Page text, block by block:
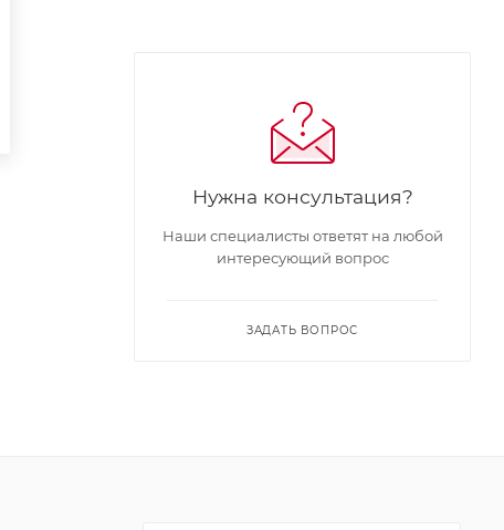
Нужна консультация?
Наши специалисты ответят на любой
интересующий вопрос
ЗАДАТЬ ВОПРОС